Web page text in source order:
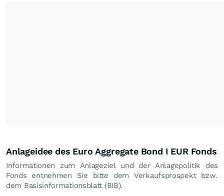
Anlageidee des Euro Aggregate Bond I EUR Fonds
Informationen zum Anlageziel und der Anlagepolitik des
Fonds entnehmen Sie bitte dem Verkaufsprospekt bzw.
dem Basisinformationsblatt (BIB).